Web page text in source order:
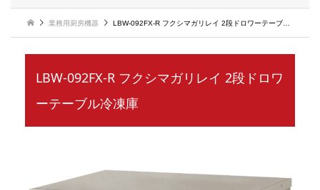
業務用厨房機器 LBW-092FX-R フクシマガリレイ 2段ドロワーテーブル冷凍庫
LBW-092FX-R フクシマガリレイ 2段ドロワ
ーテーブル冷凍庫